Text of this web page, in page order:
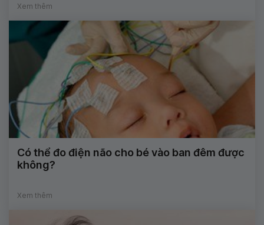
Xem thêm
Có thể đo điện não cho bé vào ban đêm được
không?
Xem thêm